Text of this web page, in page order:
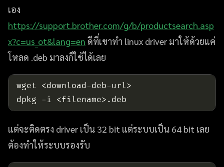
เอง
https://support.brother.com/g/b/productsearch.asp
x?c=us_ot&lang=en ดีที่เขาทำ linux driver มาให้ด้วยแค่
โหลด .deb มาลงก็ใช้ได้เลย
แต่จะติดตรง driver เป็น 32 bit แต่ระบบเป็น 64 bit เลย
ต้องทำให้ระบบรองรับ